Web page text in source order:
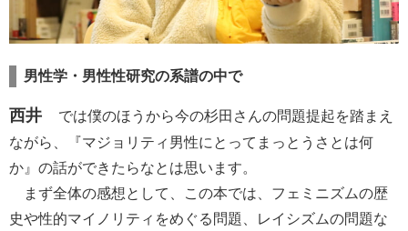
男性学・男性性研究の系譜の中で
西井
では僕のほうから今の杉田さんの問題提起を踏まえ
ながら、『マジョリティ男性にとってまっとうさとは何
か』の話ができたらなとは思います。
まず全体の感想として、この本では、フェミニズムの歴
史や性的マイノリティをめぐる問題、レイシズムの問題な